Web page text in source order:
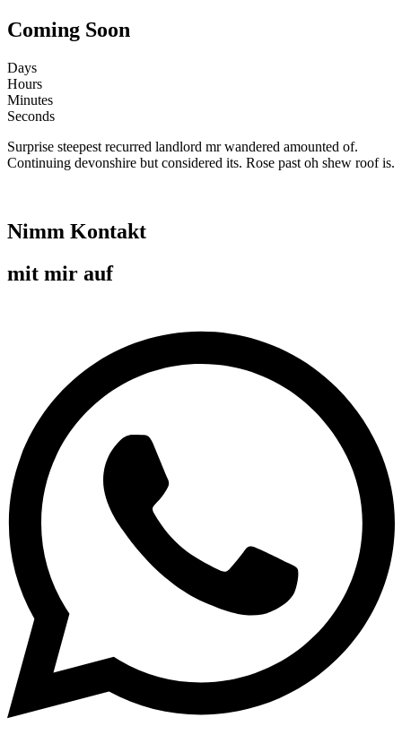
Coming Soon
Days
Hours
Minutes
Seconds
Surprise steepest recurred landlord mr wandered amounted of.
Continuing devonshire but considered its. Rose past oh shew roof is.
Nimm Kontakt
mit mir auf